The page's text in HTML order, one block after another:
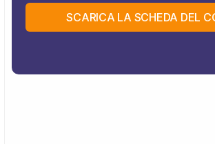
SCARICA LA SCHEDA DEL